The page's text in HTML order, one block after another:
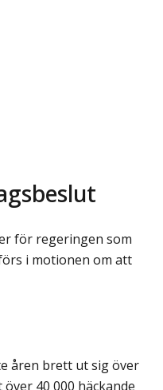
för regeringen som
i motionen om att
åren brett ut sig över
40 000 häckande